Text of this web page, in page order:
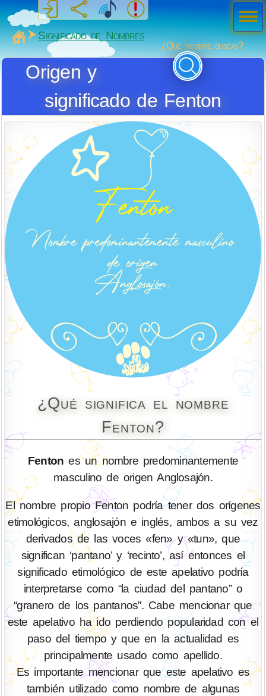
MiSabueso
Significado de Nombres
¿Qué nombre buscas?
Origen y
significado de Fenton
¿Qué significa el nombre
Fenton?
Fenton es un nombre predominantemente
masculino de origen Anglosajón.
El nombre propio Fenton podría tener dos orígenes
etimológicos, anglosajón e inglés, ambos a su vez
derivados de las voces «fen» y «tun», que
significan ‘pantano’ y ‘recinto’, así entonces el
significado etimológico de este apelativo podría
interpretarse como “la ciudad del pantano” o
“granero de los pantanos”. Cabe mencionar que
este apelativo ha ido perdiendo popularidad con el
paso del tiempo y que en la actualidad es
principalmente usado como apellido.
Es importante mencionar que este apelativo es
también utilizado como nombre de algunas
Men
ú